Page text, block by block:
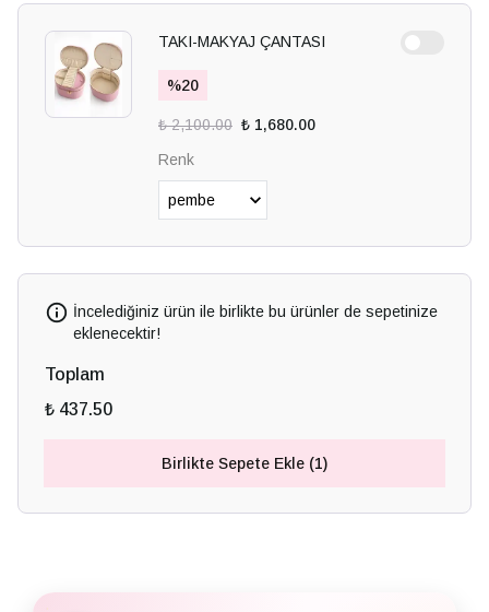
TAKI-MAKYAJ ÇANTASI
%20
₺ 2,100.00 ₺ 1,680.00
Renk
İncelediğiniz ürün ile birlikte bu ürünler de sepetinize
eklenecektir!
Toplam
₺ 437.50
Birlikte Sepete Ekle (1)